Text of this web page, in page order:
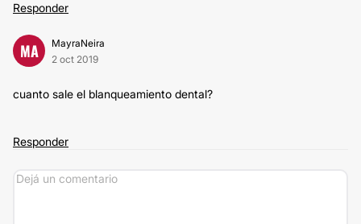
Responder
MA
MayraNeira
2 oct 2019
cuanto sale el blanqueamiento dental?
Responder